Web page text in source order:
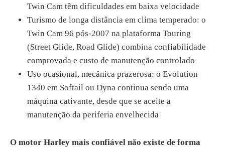
Twin Cam têm dificuldades em baixa velocidade
Turismo de longa distância em clima temperado: o
Twin Cam 96 pós-2007 na plataforma Touring
(Street Glide, Road Glide) combina confiabilidade
comprovada e custo de manutenção controlado
Uso ocasional, mecânica prazerosa: o Evolution
1340 em Softail ou Dyna continua sendo uma
máquina cativante, desde que se aceite a
manutenção da periferia envelhecida
O motor Harley mais confiável não existe de forma